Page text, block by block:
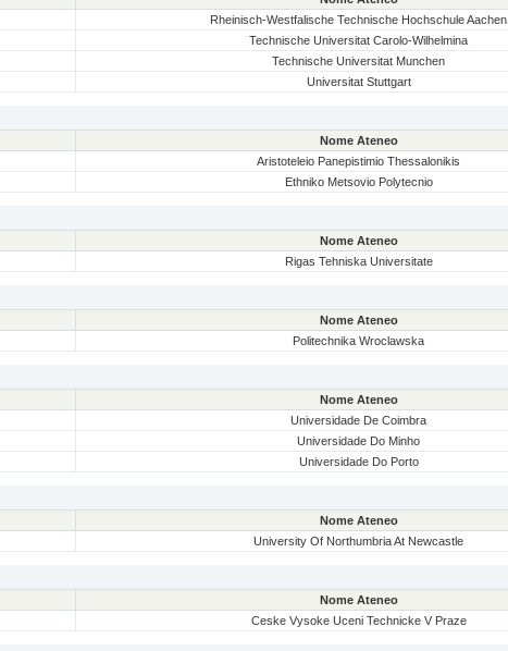
Rheinisch-Westfalische Technische Hochschule Aachen
Technische Universitat Carolo-Wilhelmina
Technische Universitat Munchen
Universitat Stuttgart
Nome Ateneo
Aristoteleio Panepistimio Thessalonikis
Ethniko Metsovio Polytecnio
Nome Ateneo
Rigas Tehniska Universitate
Nome Ateneo
Politechnika Wroclawska
Nome Ateneo
Universidade De Coimbra
Universidade Do Minho
Universidade Do Porto
Nome Ateneo
University Of Northumbria At Newcastle
Nome Ateneo
Ceske Vysoke Uceni Technicke V Praze